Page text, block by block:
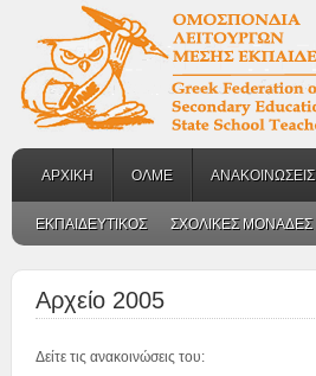
ΑΡΧΙΚΗ ΟΛΜΕ ΑΝΑΚΟΙΝΩΣΕΙΣ
ΕΚΠΑΙΔΕΥΤΙΚΟΣ ΣΧΟΛΙΚΕΣ ΜΟΝΑΔΕΣ
Αρχείο 2005
Δείτε τις ανακοινώσεις του: